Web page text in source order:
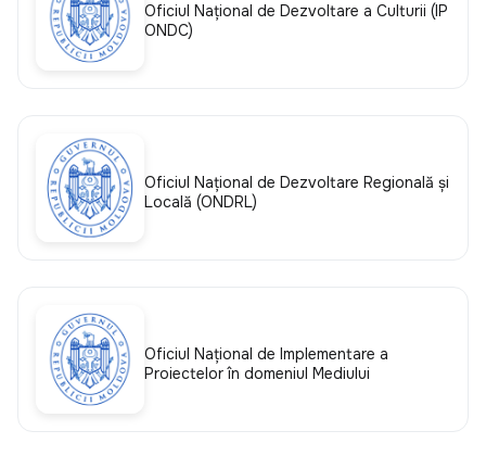
Oficiul Național de Dezvoltare a Culturii (IP
ONDC)
Oficiul Naţional de Dezvoltare Regională şi
Locală (ONDRL)
Oficiul Național de Implementare a
Proiectelor în domeniul Mediului